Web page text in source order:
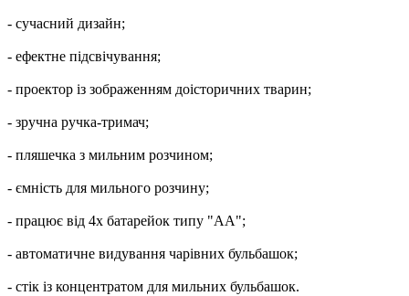
- сучасний дизайн;
- ефектне підсвічування;
- проектор із зображенням доісторичних тварин;
- зручна ручка-тримач;
- пляшечка з мильним розчином;
- ємність для мильного розчину;
- працює від 4х батарейок типу "АА";
- автоматичне видування чарівних бульбашок;
- стік із концентратом для мильних бульбашок.